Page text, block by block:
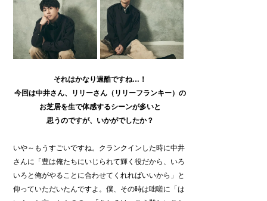
それはかなり過酷ですね…！
今回は中井さん、リリーさん（リリーフランキー）の
お芝居を生で体感するシーンが多いと
思うのですが、いかがでしたか？
いや～もうすごいですね。クランクインした時に中井
さんに「豊は俺たちにいじられて輝く役だから、いろ
いろと俺がやることに合わせてくれればいいから」と
仰っていただいたんですよ。僕、その時は咄嗟に「は